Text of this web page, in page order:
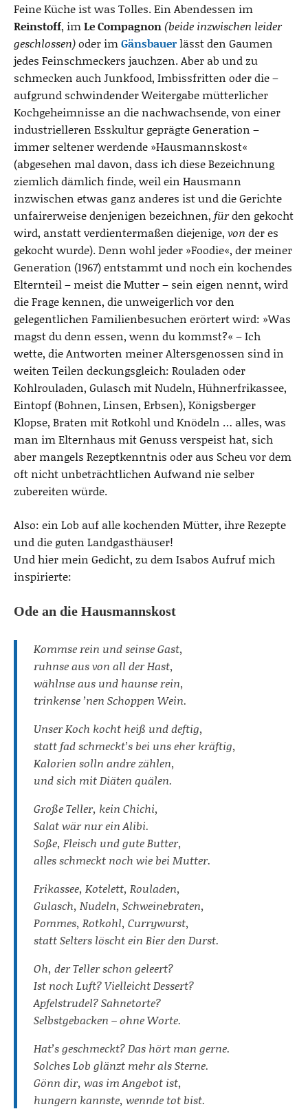
Feine Küche ist was Tolles. Ein Abendessen im
Reinstoff, imLe Compagnon (beide inzwischen leider
geschlossen)oder imGänsbauerlässt den Gaumen
jedes Feinschmeckers jauchzen. Aber ab und zu
schmecken auch Junkfood, Imbissfritten oder die –
aufgrund schwindender Weitergabe mütterlicher
Kochgeheimnisse an die nachwachsende, von einer
industrielleren Esskultur geprägte Generation –
immer seltener werdende »Hausmannskost«
(abgesehen mal davon, dass ich diese Bezeichnung
ziemlich dämlich finde, weil ein Hausmann
inzwischen etwas ganz anderes ist und die Gerichte
unfairerweise denjenigen bezeichnen, fürden gekocht
wird, anstatt verdientermaßen diejenige, von der es
gekocht wurde). Denn wohl jeder »Foodie«, der meiner
Generation (1967) entstammt und noch ein kochendes
Elternteil – meist die Mutter – sein eigen nennt, wird
die Frage kennen, die unweigerlich vor den
gelegentlichen Familienbesuchen erörtert wird: »Was
magst du denn essen, wenn du kommst?« – Ich
wette, die Antworten meiner Altersgenossen sind in
weiten Teilen deckungsgleich: Rouladen oder
Kohlrouladen, Gulasch mit Nudeln, Hühnerfrikassee,
Eintopf (Bohnen, Linsen, Erbsen), Königsberger
Klopse, Braten mit Rotkohl und Knödeln … alles, was
man im Elternhaus mit Genuss verspeist hat, sich
aber mangels Rezeptkenntnis oder aus Scheu vor dem
oft nicht unbeträchtlichen Aufwand nie selber
zubereiten würde.
Also: ein Lob auf alle kochenden Mütter, ihre Rezepte
und die guten Landgasthäuser!
Und hier mein Gedicht, zu dem Isabos Aufruf mich
inspirierte:
Ode an die Hausmannskost
Kommse rein und seinse Gast,
ruhnse aus von all der Hast,
wählnse aus und haunse rein,
trinkense ’nen Schoppen Wein.
Unser Koch kocht heiß und deftig,
statt fad schmeckt’s bei uns eher kräftig,
Kalorien solln andre zählen,
und sich mit Diäten quälen.
Große Teller, kein Chichi,
Salat wär nur ein Alibi.
Soße, Fleisch und gute Butter,
alles schmeckt noch wie bei Mutter.
Frikassee, Kotelett, Rouladen,
Gulasch, Nudeln, Schweinebraten,
Pommes, Rotkohl, Currywurst,
statt Selters löscht ein Bier den Durst.
Oh, der Teller schon geleert?
Ist noch Luft? Vielleicht Dessert?
Apfelstrudel? Sahnetorte?
Selbstgebacken – ohne Worte.
Hat’s geschmeckt? Das hört man gerne.
Solches Lob glänzt mehr als Sterne.
Gönn dir, was im Angebot ist,
hungern kannste, wennde tot bist.